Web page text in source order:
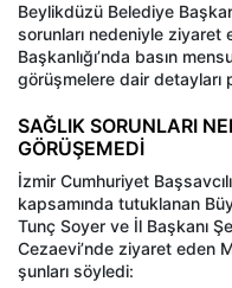
Beylikdüzü Belediye
sorunları nedeniyle ziyaret
Başkanlığı’nda basın
görüşmelere dair detayları
SAĞLIK SORUNLARI
GÖRÜŞEMEDİ
İzmir Cumhuriyet
kapsamında tutuklanan
Tunç Soyer ve İl Başkanı
Cezaevi’nde ziyaret eden
şunları söyledi: